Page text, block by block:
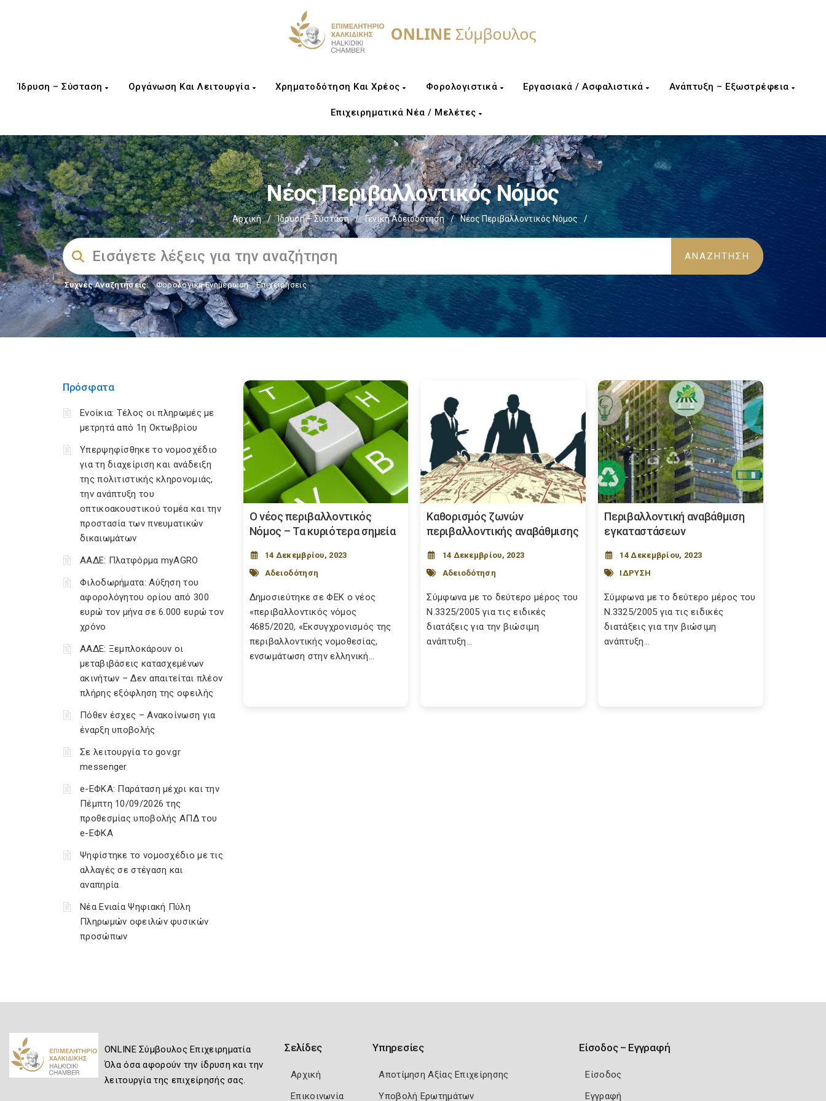
Ίδρυση – Σύσταση Οργάνωση Και Λειτουργία Χρηματοδότηση Και Χρέος Φορολογιστικά Εργασιακά / Ασφαλιστικά Ανάπτυξη – Εξωστρέφεια
Επιχειρηματικά Νέα / Μελέτες
Νέος Περιβαλλοντικός Νόμος
Αρχική / Ίδρυση – Σύσταση / Γενική Αδειοδότηση / Νέος Περιβαλλοντικός Νόμος /
Συχνές Αναζητήσεις: Φορολογικη Ενημέρωση, Επιχειρήσεις
Πρόσφατα
Ενοίκια: Τέλος οι πληρωμές με
μετρητά από 1η Οκτωβρίου
Υπερψηφίσθηκε το νομοσχέδιο
για τη διαχείριση και ανάδειξη
της πολιτιστικής κληρονομιάς,
την ανάπτυξη του
οπτικοακουστικού τομέα και την
προστασία των πνευματικών
δικαιωμάτων
ΑΑΔΕ: Πλατφόρμα myAGRO
Φιλοδωρήματα: Αύξηση του
αφορολόγητου ορίου από 300
ευρώ τον μήνα σε 6.000 ευρώ τον
χρόνο
ΑΑΔΕ: Ξεμπλοκάρουν οι
μεταβιβάσεις κατασχεμένων
ακινήτων – Δεν απαιτείται πλέον
πλήρης εξόφληση της οφειλής
Πόθεν έσχες – Ανακοίνωση για
έναρξη υποβολής
Σε λειτουργία το gov.gr
messenger
e-ΕΦΚΑ: Παράταση μέχρι και την
Πέμπτη 10/09/2026 της
προθεσμίας υποβολής ΑΠΔ του
e-ΕΦΚΑ
Ψηφίστηκε το νομοσχέδιο με τις
αλλαγές σε στέγαση και
αναπηρία
Νέα Ενιαία Ψηφιακή Πύλη
Πληρωμών οφειλών φυσικών
προσώπων
Ο νέος περιβαλλοντικός
Νόμος – Τα κυριότερα σημεία
14 Δεκεμβρίου, 2023
Αδειοδότηση
Δημοσιεύτηκε σε ΦΕΚ ο νέος
«περιβαλλοντικός νόμος
4685/2020, «Εκσυγχρονισμός της
περιβαλλοντικής νομοθεσίας,
ενσωμάτωση στην ελληνική...
Καθορισμός ζωνών
περιβαλλοντικής αναβάθμισης
14 Δεκεμβρίου, 2023
Αδειοδότηση
Σύμφωνα με το δεύτερο μέρος του
Ν.3325/2005 για τις ειδικές
διατάξεις για την βιώσιμη
ανάπτυξη...
Περιβαλλοντική αναβάθμιση
εγκαταστάσεων
14 Δεκεμβρίου, 2023
ΙΔΡΥΣΗ
Σύμφωνα με το δεύτερο μέρος του
Ν.3325/2005 για τις ειδικές
διατάξεις για την βιώσιμη
ανάπτυξη...
ONLINE Σύμβουλος Επιχειρηματία
Όλα όσα αφορούν την ίδρυση και την
λειτουργία της επιχείρησής σας.
Σελίδες
Αρχική
Επικοινωνία
Υπηρεσίες
Αποτίμηση Αξίας Επιχείρησης
Υποβολή Ερωτημάτων
Είσοδος – Εγγραφή
Είσοδος
Εγγραφή